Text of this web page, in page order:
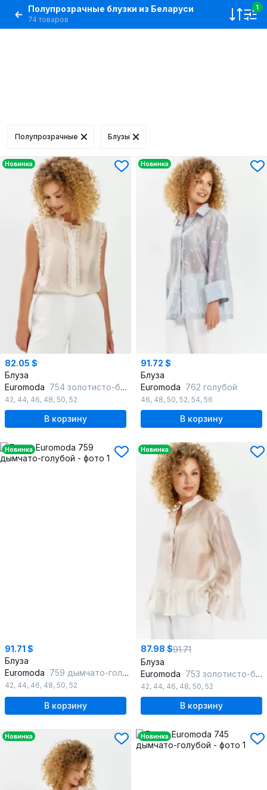
Полупрозрачные блузки из Беларуси
74 товаров
1
Полупрозрачные Блузы
Новинка
82.05 $
Блуза
Euromoda 754 золотисто-бежевый
42, 44, 46, 48, 50, 52
В корзину
Новинка
91.72 $
Блуза
Euromoda 762 голубой
46, 48, 50, 52, 54, 56
В корзину
Новинка
91.71 $
Блуза
Euromoda 759 дымчато-голубой
42, 44, 46, 48, 50, 52
В корзину
Новинка
87.98 $91.71
Блуза
Euromoda 753 золотисто-бежевый
42, 44, 46, 48, 50, 52
В корзину
Новинка Новинка